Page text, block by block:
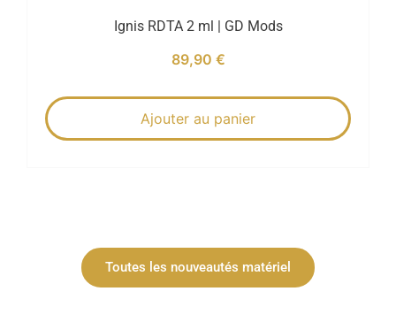
Ignis RDTA 2 ml | GD Mods
89,90 €
Ajouter au panier
Toutes les nouveautés matériel